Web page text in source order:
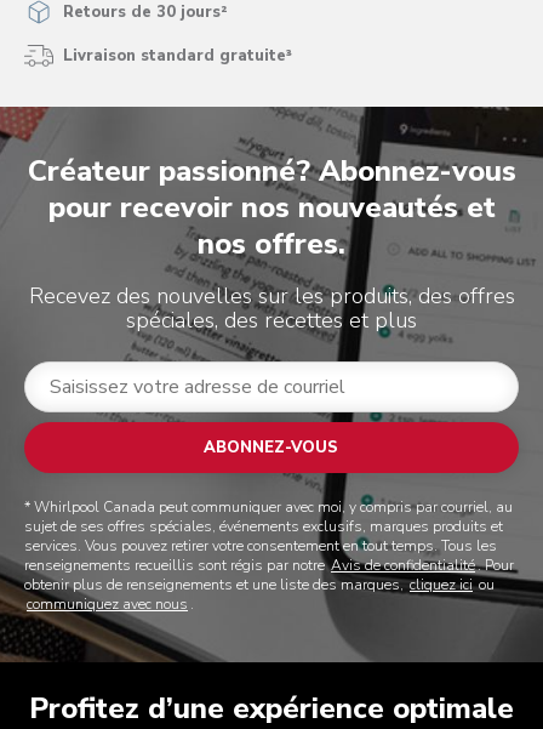
Retours de 30 jours²
Livraison standard gratuite³
Créateur passionné? Abonnez-vous
pour recevoir nos nouveautés et
nos offres.
Recevez des nouvelles sur les produits, des offres
spéciales, des recettes et plus
ABONNEZ-VOUS
* Whirlpool Canada peut communiquer avec moi, y compris par courriel, au
sujet de ses offres spéciales, événements exclusifs, marques produits et
services. Vous pouvez retirer votre consentement en tout temps. Tous les
renseignements recueillis sont régis par notreAvis de confidentialité. Pour
obtenir plus de renseignements et une liste des marques,cliquez iciou
communiquez avec nous .
Profitez d’une expérience optimale